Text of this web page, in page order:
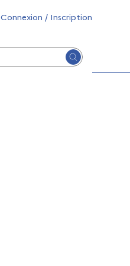
Connexion / Inscription
Lancer la